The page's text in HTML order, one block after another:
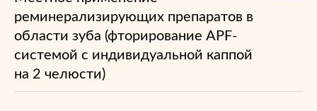
реминерализирующих препаратов в
области зуба (фторирование APF-
системой с индивидуальной каппой
на 2 челюсти)